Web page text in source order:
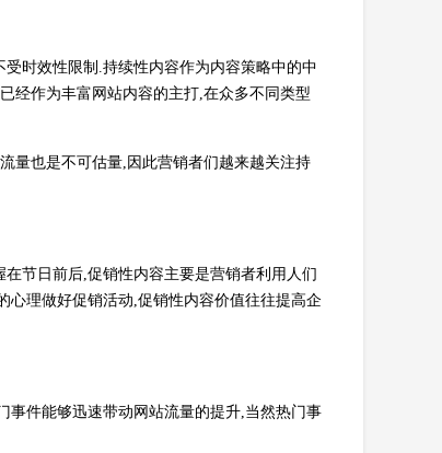
时效性限制.持续性内容作为内容策略中的中
经作为丰富网站内容的主打,在众多不同类型
量也是不可估量,因此营销者们越来越关注持
节日前后,促销性内容主要是营销者利用人们
心理做好促销活动,促销性内容价值往往提高企
事件能够迅速带动网站流量的提升,当然热门事